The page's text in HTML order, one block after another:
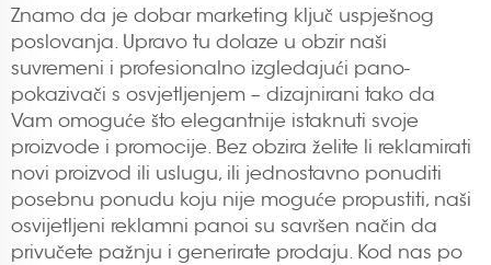
Znamo da je dobar marketing ključ uspješnog
poslovanja. Upravo tu dolaze u obzir naši
suvremeni i profesionalno izgledajući pano-
pokazivači s osvjetljenjem – dizajnirani tako da
Vam omoguće što elegantnije istaknuti svoje
proizvode i promocije. Bez obzira želite li reklamirati
novi proizvod ili uslugu, ili jednostavno ponuditi
posebnu ponudu koju nije moguće propustiti, naši
osvijetljeni reklamni panoi su savršen način da
privučete pažnju i generirate prodaju. Kod nas po